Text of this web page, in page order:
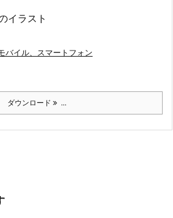
イラスト
バイル、スマートフォン
ダウンロード ...